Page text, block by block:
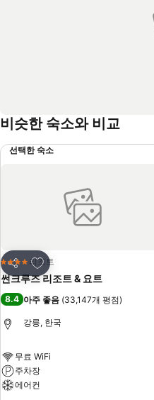
비슷한 숙소와 비교
선택한 숙소
공유
즐겨찾기에 추가
4 성급 리조트
썬크루즈 리조트 & 요트
8.4 아주 좋음 (33,147개 평점)
강릉, 한국
무료 WiFi
주차장
에어컨